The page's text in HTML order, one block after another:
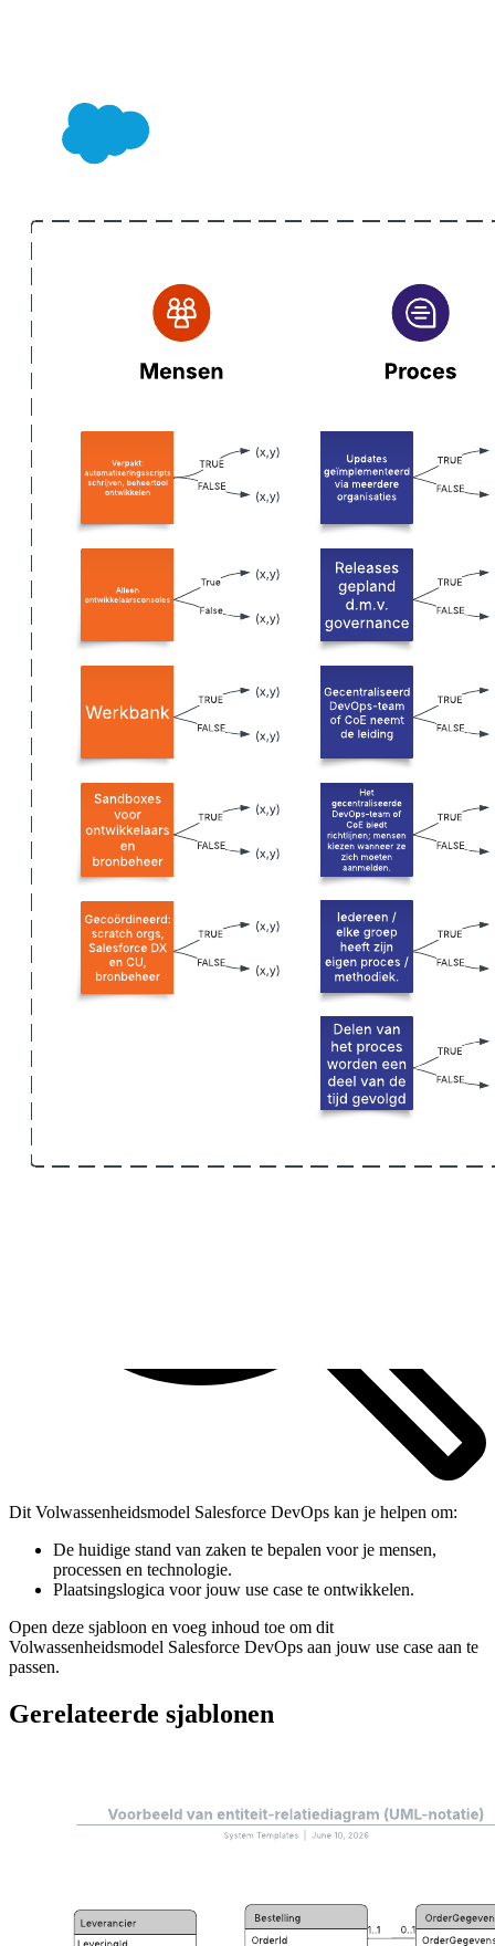
Dit Volwassenheidsmodel Salesforce DevOps kan je helpen om:
De huidige stand van zaken te bepalen voor je mensen,
processen en technologie.
Plaatsingslogica voor jouw use case te ontwikkelen.
Open deze sjabloon en voeg inhoud toe om dit
Volwassenheidsmodel Salesforce DevOps aan jouw use case aan te
passen.
Gerelateerde sjablonen